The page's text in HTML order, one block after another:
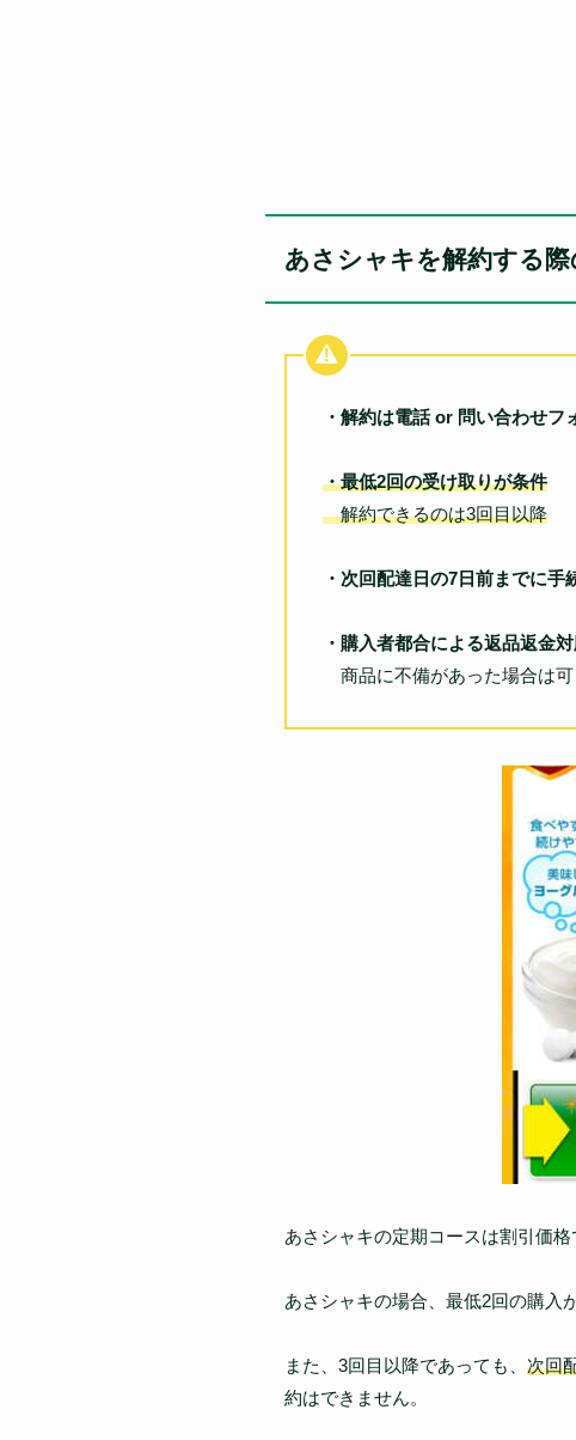
あさシャキを解約する際
・解約は電話 or 問い合わせフ
・最低2回の受け取りが条件
解約できるのは3回目以降
・次回配達日の7日前までに手
・購入者都合による返品返金
商品に不備があった場合は可
あさシャキの定期コースは割引価
あさシャキの場合、最低2回の購入
また、3回目以降であっても、 次回
約はできません。